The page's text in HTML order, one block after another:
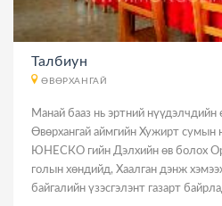
Талбиун
ӨВӨРХАНГАЙ
Манай бааз нь эртний нүүдэлчдийн
Өвөрхангай аймгийн Хужирт сумын
ЮНЕСКО гийн Дэлхийн өв болох
голын хөндийд, Хаалган дэнж
байгалийн үзэсгэлэнт газарт